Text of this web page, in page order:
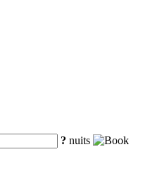
? nuits